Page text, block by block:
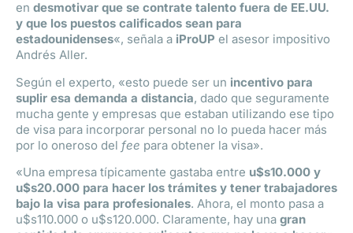
en desmotivar que se contrate talento fuera de EE.UU.
y que los puestos calificados sean para
estadounidenses«, señala a iProUP el asesor impositivo
Andrés Aller.
Según el experto, «esto puede ser un incentivo para
suplir esa demanda a distancia, dado que seguramente
mucha gente y empresas que estaban utilizando ese tipo
de visa para incorporar personal no lo pueda hacer más
por lo oneroso del fee para obtener la visa».
«Una empresa típicamente gastaba entre u$s10.000 y
u$s20.000 para hacer los trámites y tener trabajadores
bajo la visa para profesionales. Ahora, el monto pasa a
u$s110.000 o u$s120.000. Claramente, hay una gran